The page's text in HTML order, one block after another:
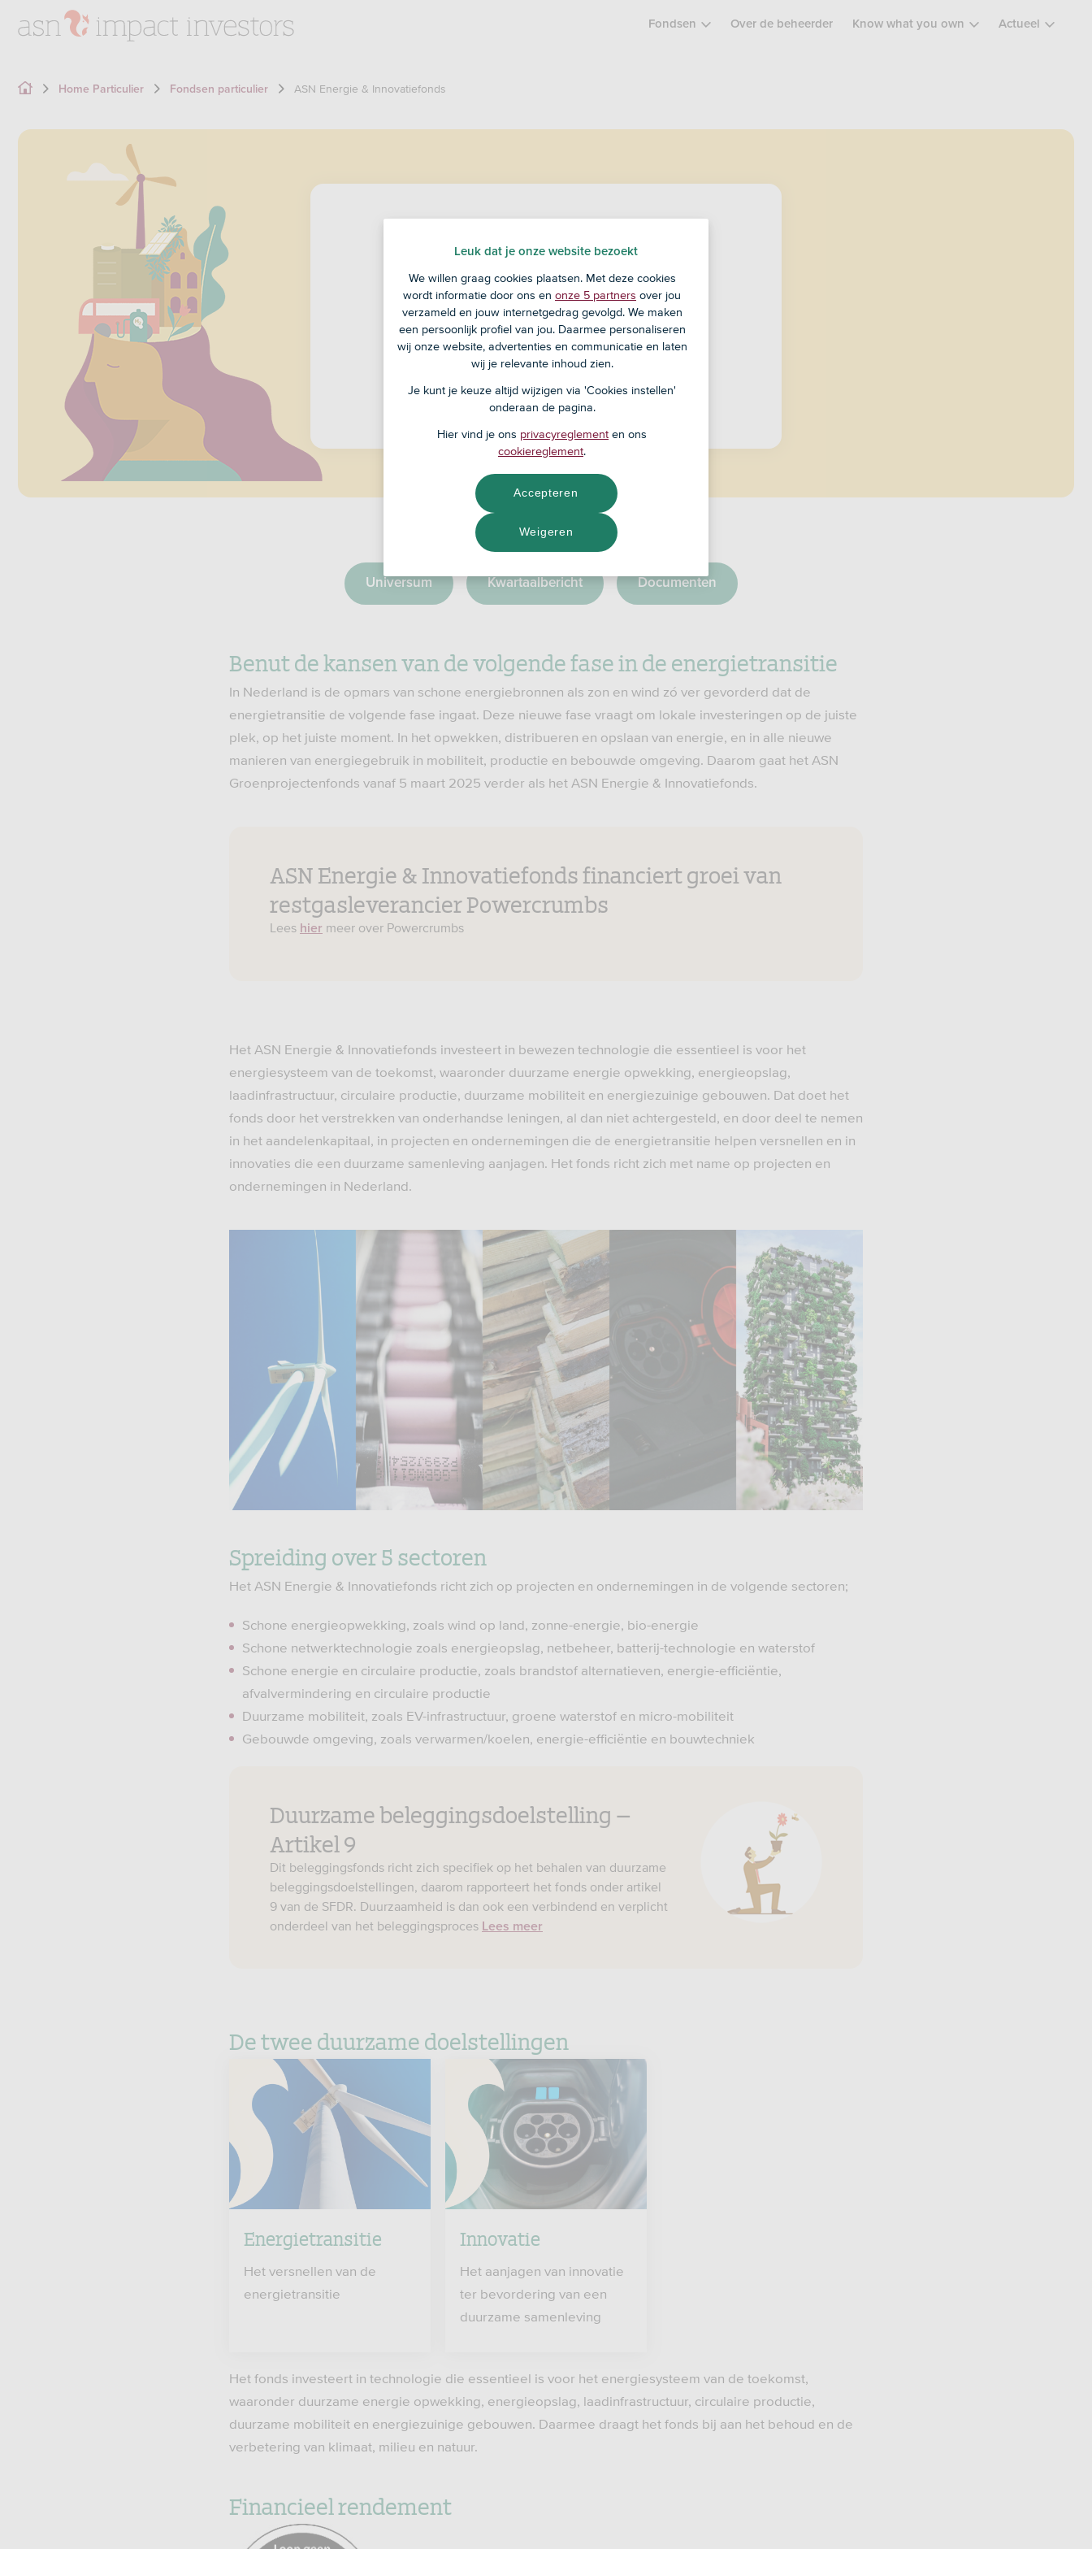
Fondsen Over de beheerder Know what you own Actueel
Home Particulier Fondsen particulier ASN Energie & Innovatiefonds
ASN Energie &
Innovatiefonds
Handelskoers
Lopende kosten: 1,00%
Universum Kwartaalbericht Documenten
Benut de kansen van de volgende fase in de energietransitie
In Nederland is de opmars van schone energiebronnen als zon en wind zó ver gevorderd dat de
energietransitie de volgende fase ingaat. Deze nieuwe fase vraagt om lokale investeringen op de juiste
plek, op het juiste moment. In het opwekken, distribueren en opslaan van energie, en in alle nieuwe
manieren van energiegebruik in mobiliteit, productie en bebouwde omgeving. Daarom gaat het ASN
Groenprojectenfonds vanaf 5 maart 2025 verder als het ASN Energie & Innovatiefonds.
ASN Energie & Innovatiefonds financiert groei van
restgasleverancier Powercrumbs
Lees hier meer over Powercrumbs
Het ASN Energie & Innovatiefonds investeert in bewezen technologie die essentieel is voor het
energiesysteem van de toekomst, waaronder duurzame energie opwekking, energieopslag,
laadinfrastructuur, circulaire productie, duurzame mobiliteit en energiezuinige gebouwen. Dat doet het
fonds door het verstrekken van onderhandse leningen, al dan niet achtergesteld, en door deel te nemen
in het aandelenkapitaal, in projecten en ondernemingen die de energietransitie helpen versnellen en in
innovaties die een duurzame samenleving aanjagen. Het fonds richt zich met name op projecten en
ondernemingen in Nederland.
Spreiding over 5 sectoren
Het ASN Energie & Innovatiefonds richt zich op projecten en ondernemingen in de volgende sectoren;
Schone energieopwekking, zoals wind op land, zonne-energie, bio-energie
Schone netwerktechnologie zoals energieopslag, netbeheer, batterij-technologie en waterstof
Schone energie en circulaire productie, zoals brandstof alternatieven, energie-efficiëntie,
afvalvermindering en circulaire productie
Duurzame mobiliteit, zoals EV-infrastructuur, groene waterstof en micro-mobiliteit
Gebouwde omgeving, zoals verwarmen/koelen, energie-efficiëntie en bouwtechniek
Duurzame beleggingsdoelstelling –
Artikel 9
Dit beleggingsfonds richt zich specifiek op het behalen van duurzame
beleggingsdoelstellingen, daarom rapporteert het fonds onder artikel
9 van de SFDR. Duurzaamheid is dan ook een verbindend en verplicht
onderdeel van het beleggingsproces Lees meer
De twee duurzame doelstellingen
Energietransitie
Het versnellen van de
energietransitie
Innovatie
Het aanjagen van innovatie
ter bevordering van een
duurzame samenleving
Het fonds investeert in technologie die essentieel is voor het energiesysteem van de toekomst,
waaronder duurzame energie opwekking, energieopslag, laadinfrastructuur, circulaire productie,
duurzame mobiliteit en energiezuinige gebouwen. Daarmee draagt het fonds bij aan het behoud en de
verbetering van klimaat, milieu en natuur.
Financieel rendement
https://www.afm.nl/nl-
Leuk dat je onze website bezoekt
We willen graag cookies plaatsen. Met deze cookies
wordt informatie door ons en onze 5 partners over jou
verzameld en jouw internetgedrag gevolgd. We maken
een persoonlijk profiel van jou. Daarmee personaliseren
wij onze website, advertenties en communicatie en laten
wij je relevante inhoud zien.
Je kunt je keuze altijd wijzigen via 'Cookies instellen'
onderaan de pagina.
Hier vind je ons privacyreglement en ons
cookiereglement.
Weigeren
Accepteren